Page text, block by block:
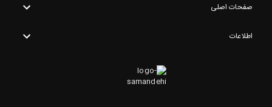
صفحات اصلی
اطلاعات